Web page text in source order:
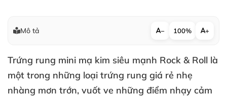
Mô tả − 100% +
Trứng rung mini mạ kim siêu mạnh Rock & Roll là
một trong những loại trứng rung giá rẻ nhẹ
nhàng mơn trớn, vuốt ve những điểm nhạy cảm